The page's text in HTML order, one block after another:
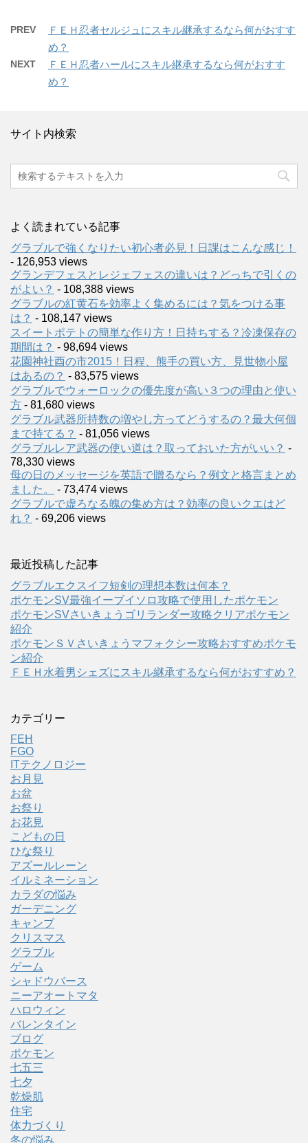
PREV
ＦＥＨ忍者セルジュにスキル継承するなら何がおすす
め？
NEXT
ＦＥＨ忍者ハールにスキル継承するなら何がおすす
め？
サイト内検索
よく読まれている記事
グラブルで強くなりたい初心者必見！日課はこんな感じ！
- 126,953 views
グランデフェスとレジェフェスの違いは？どっちで引くの
がよい？ - 108,388 views
グラブルの紅黄石を効率よく集めるには？気をつける事
は？ - 108,147 views
スイートポテトの簡単な作り方！日持ちする？冷凍保存の
期間は？ - 98,694 views
花園神社酉の市2015！日程、熊手の買い方、見世物小屋
はあるの？ - 83,575 views
グラブルでウォーロックの優先度が高い３つの理由と使い
方 - 81,680 views
グラブル武器所持数の増やし方ってどうするの？最大何個
まで持てる？ - 81,056 views
グラブルレア武器の使い道は？取っておいた方がいい？ -
78,330 views
母の日のメッセージを英語で贈るなら？例文と格言まとめ
ました。
- 73,474 views
グラブルで虚ろなる魄の集め方は？効率の良いクエはど
れ？ - 69,206 views
最近投稿した記事
グラブルエクスイフ短剣の理想本数は何本？
ポケモンSV最強イーブイソロ攻略で使用したポケモン
ポケモンSVさいきょうゴリランダー攻略クリアポケモン
紹介
ポケモンＳＶさいきょうマフォクシー攻略おすすめポケモ
ン紹介
ＦＥＨ水着男シェズにスキル継承するなら何がおすすめ？
カテゴリー
FEH
FGO
ITテクノロジー
お月見
お盆
お祭り
お花見
こどもの日
ひな祭り
アズールレーン
イルミネーション
カラダの悩み
ガーデニング
キャンプ
クリスマス
グラブル
ゲーム
シャドウバース
ニーアオートマタ
ハロウィン
バレンタイン
ブログ
ポケモン
七五三
七夕
乾燥肌
住宅
体力づくり
冬の悩み